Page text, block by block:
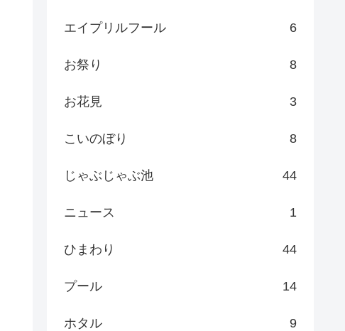
エイプリルフール 6
お祭り 8
お花見 3
こいのぼり 8
じゃぶじゃぶ池 44
ニュース 1
ひまわり 44
プール 14
ホタル 9